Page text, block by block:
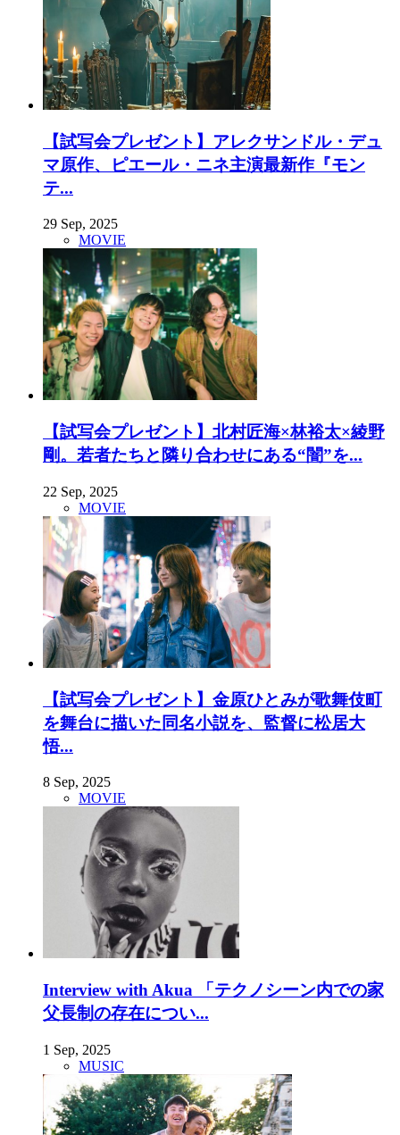
【試写会プレゼント】アレクサンドル・デュ
マ原作、ピエール・ニネ主演最新作『モン
テ...
29 Sep, 2025
MOVIE
【試写会プレゼント】北村匠海×林裕太×綾野
剛。若者たちと隣り合わせにある“闇”を...
22 Sep, 2025
MOVIE
【試写会プレゼント】金原ひとみが歌舞伎町
を舞台に描いた同名小説を、監督に松居大
悟...
8 Sep, 2025
MOVIE
Interview with Akua 「テクノシーン内での家
父長制の存在につい...
1 Sep, 2025
MUSIC